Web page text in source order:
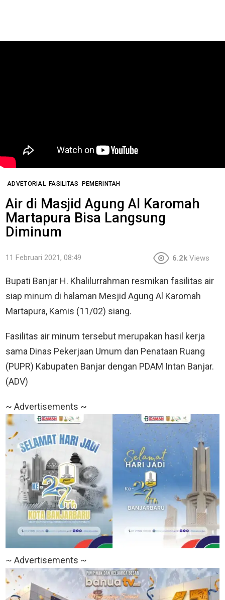
ADVETORIAL FASILITAS PEMERINTAH
Air di Masjid Agung Al Karomah
Martapura Bisa Langsung
Diminum
11 Februari 2021, 08:49 6.2k Views
Bupati Banjar H. Khalilurrahman resmikan fasilitas air
siap minum di halaman Mesjid Agung Al Karomah
Martapura, Kamis (11/02) siang.
Fasilitas air minum tersebut merupakan hasil kerja
sama Dinas Pekerjaan Umum dan Penataan Ruang
(PUPR) Kabupaten Banjar dengan PDAM Intan Banjar.
(ADV)
~ Advertisements ~
~ Advertisements ~